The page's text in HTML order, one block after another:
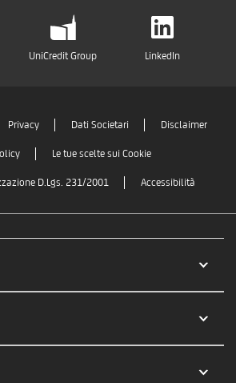
UniCredit Group LinkedIn
Privacy Dati Societari Disclaimer
Le tue scelte sui Cookie
D.Lgs. 231/2001 Accessibilità